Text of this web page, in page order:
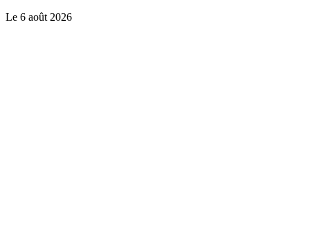
Le 6 août 2026